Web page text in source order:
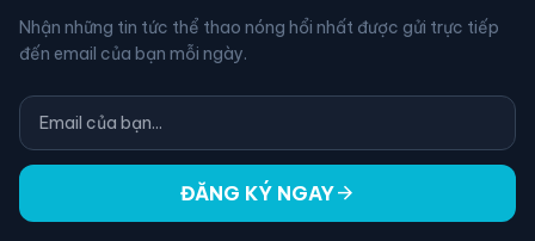
Nhận những tin tức thể thao nóng hổi nhất được gửi trực tiếp
đến email của bạn mỗi ngày.
ĐĂNG KÝ NGAYarrow_forward